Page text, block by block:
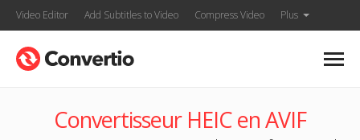
Video Editor Add Subtitles to Video Compress Video Plus
Convertisseur HEIC en AVIF